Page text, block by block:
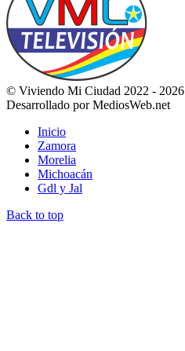
© Viviendo Mi Ciudad 2022 - 2026
Desarrollado por MediosWeb.net
Inicio
Zamora
Morelia
Michoacán
Gdl y Jal
Back to top